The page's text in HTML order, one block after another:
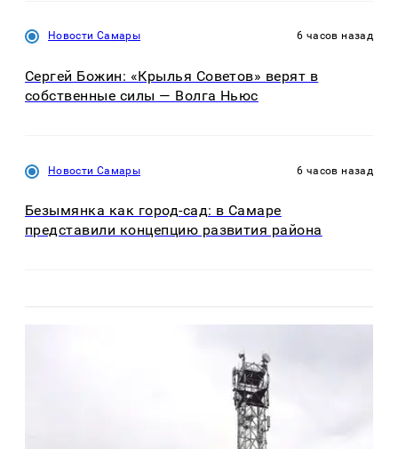
Новости Самары 6 часов назад
Сергей Божин: «Крылья Советов» верят в
собственные силы — Волга Ньюс
Новости Самары 6 часов назад
Безымянка как город-сад: в Самаре
представили концепцию развития района